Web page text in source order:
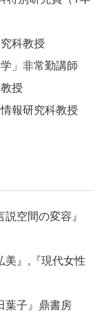
科教授
」非常勤講師
授
報研究科教授
空間の変容』
』,『現代女性
子』鼎書房